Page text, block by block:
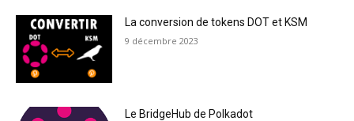
La conversion de tokens DOT et KSM
9 décembre 2023
Le BridgeHub de Polkadot